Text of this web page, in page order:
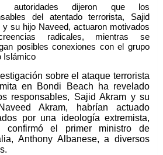
autoridades dijeron que los
del atentado terrorista, Sajid
y su hijo Naveed, actuaron motivados
radicales, mientras se
posibles conexiones con el grupo
Islámico
sobre el ataque terrorista
en Bondi Beach ha revelado
responsables, Sajid Akram y su
Akram, habrían actuado
por una ideología extremista,
confirmó el primer ministro de
Anthony Albanese, a diversos